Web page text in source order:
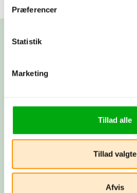
Præferencer
Statistik
Marketing
Tillad alle
Tillad valgte
Afvis
konkurrencer og tilbud på rejser.
Email
Navn